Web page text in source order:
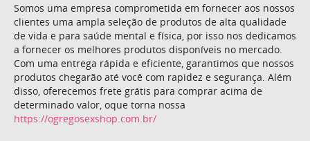
Somos uma empresa comprometida em fornecer aos nossos
clientes uma ampla seleção de produtos de alta qualidade
de vida e para saúde mental e física, por isso nos dedicamos
a fornecer os melhores produtos disponíveis no mercado.
Com uma entrega rápida e eficiente, garantimos que nossos
produtos chegarão até você com rapidez e segurança. Além
disso, oferecemos frete grátis para comprar acima de
determinado valor, oque torna nossa
https://ogregosexshop.com.br/